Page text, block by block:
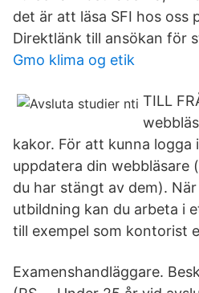
det är att läsa SFI hos oss
Direktlänk till ansökan för
Gmo klima og etik
TILL
kakor. För att kunna logga
uppdatera din webbläsare
du har stängt av dem).
utbildning kan du arbeta i
till exempel som kontorist
Examenshandläggare.